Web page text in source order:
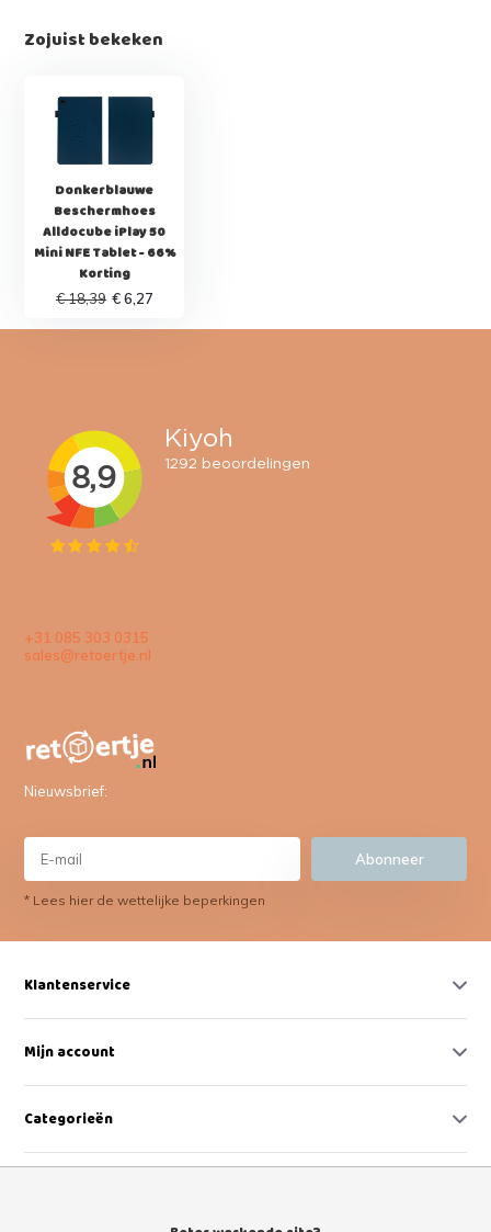
Zojuist bekeken
Donkerblauwe
Beschermhoes
Alldocube iPlay 50
Mini NFE Tablet - 66%
Korting
€ 18,39 € 6,27
+31 085 303 0315
sales@retoertje.nl
Nieuwsbrief:
Abonneer
* Lees hier de wettelijke beperkingen
Klantenservice
Mijn account
Categorieën